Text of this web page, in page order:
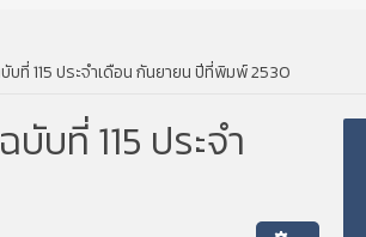
ที่ 115 ประจำเดือน กันยายน ปีที่พิมพ์ 2530
บที่ 115 ประจำ